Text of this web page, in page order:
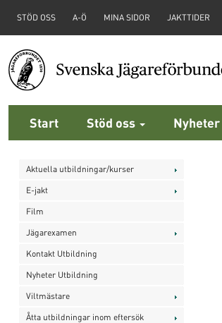
STÖD OSS A-Ö MINA SIDOR JAKTTIDER
Start Stöd oss Nyheter
Aktuella utbildningar/kurser
E-jakt
Film
Jägarexamen
Kontakt Utbildning
Nyheter Utbildning
Viltmästare
Åtta utbildningar inom eftersök